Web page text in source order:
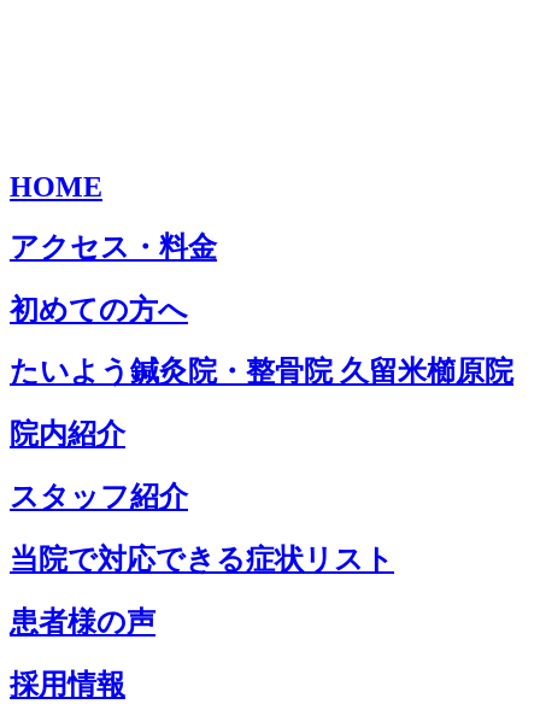
HOME
アクセス・料金
初めての方へ
たいよう鍼灸院・整骨院 久留米櫛原院
院内紹介
スタッフ紹介
当院で対応できる症状リスト
患者様の声
採用情報